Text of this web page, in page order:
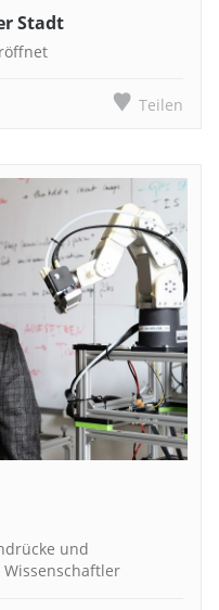
Stadt
Teilen
und